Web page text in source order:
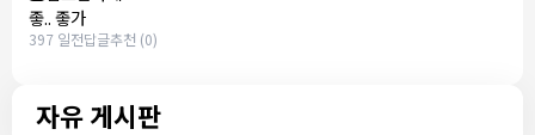
좋.. 좋가
397 일전답글추천 (0)
자유 게시판